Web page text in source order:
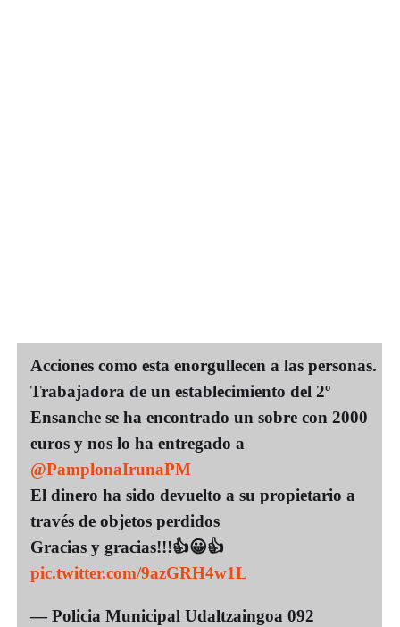
Acciones como esta enorgullecen a las personas.
Trabajadora de un establecimiento del 2º
Ensanche se ha encontrado un sobre con 2000
euros y nos lo ha entregado a
@PamplonaIrunaPM
El dinero ha sido devuelto a su propietario a
través de objetos perdidos
Gracias y gracias!!!👍😀👍
pic.twitter.com/9azGRH4w1L
— Policia Municipal Udaltzaingoa 092